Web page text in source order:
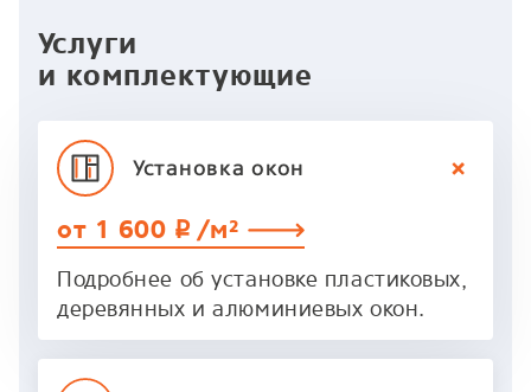
Услуги
и комплектующие
Установкаокон
от 1 600 p /м²
Подробнее об установке пластиковых,
деревянных и алюминиевых окон.